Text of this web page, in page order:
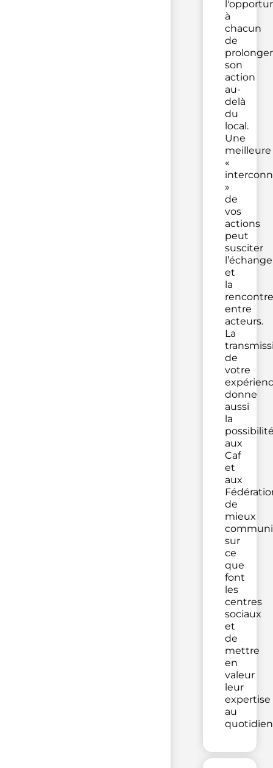
à
chacun
de
prolonger
son
action
au-
delà
du
local.
Une
meilleure
«
»
de
vos
actions
peut
susciter
l’échange
et
la
rencontre
entre
acteurs.
La
de
votre
donne
aussi
la
aux
Caf
et
aux
de
mieux
sur
ce
que
font
les
centres
sociaux
et
de
mettre
en
valeur
leur
expertise
au